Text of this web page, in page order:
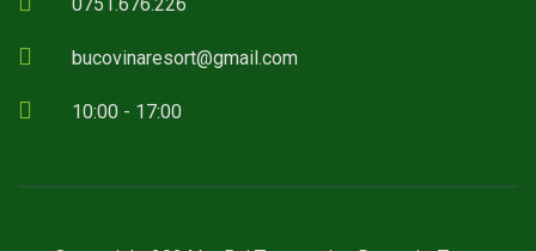
bucovinaresort@gmail.com
10:00 - 17:00